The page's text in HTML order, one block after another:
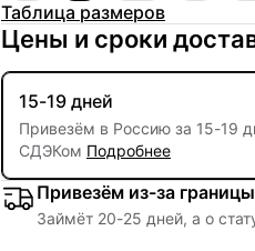
Таблица размеров
Цены и сроки
15-19 дней
Привезём в Россию за 15-19
СДЭКом Подробнее
Привезём из-за границы
Займёт 20-25 дней, а о